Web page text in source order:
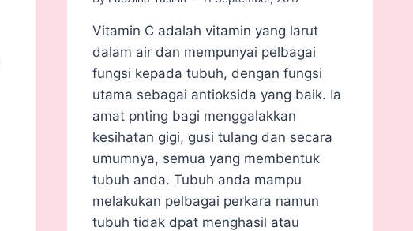
Vitamin C adalah vitamin yang larut
dalam air dan mempunyai pelbagai
fungsi kepada tubuh, dengan fungsi
utama sebagai antioksida yang baik. Ia
amat pnting bagi menggalakkan
kesihatan gigi, gusi tulang dan secara
umumnya, semua yang membentuk
tubuh anda. Tubuh anda mampu
melakukan pelbagai perkara namun
tubuh tidak dpat menghasil atau